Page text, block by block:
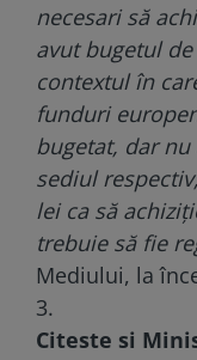
necesari să
avut bugetul
contextul în
funduri
bugetat, dar
sediul
lei ca să
trebuie să fie
Mediului, la
3.
Citeste si